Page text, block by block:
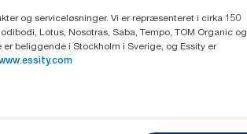
og serviceløsninger. Vi er repræsenteret i cirka 150
Lotus, Nosotras, Saba, Tempo, TOM Organic og
beliggende i Stockholm i Sverige, og Essity er